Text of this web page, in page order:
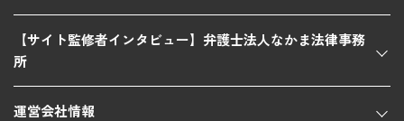
【サイト監修者インタビュー】弁護士法人なかま法律事務
所
運営会社情報